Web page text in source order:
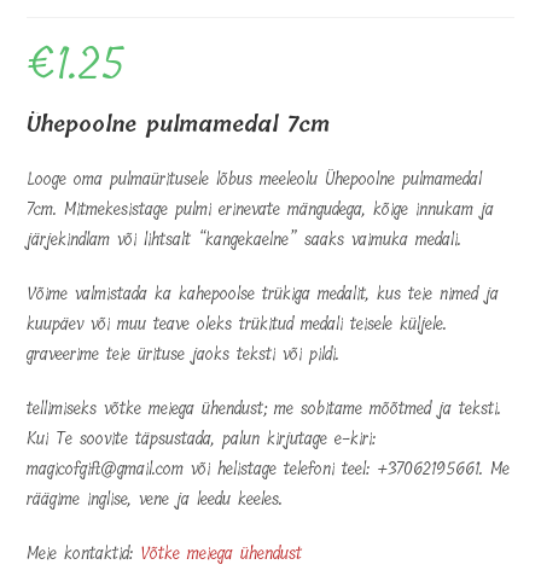
€1.25
Ühepoolne pulmamedal 7cm
Looge oma pulmaüritusele lõbus meeleolu Ühepoolne pulmamedal
7cm. Mitmekesistage pulmi erinevate mängudega, kõige innukam ja
järjekindlam või lihtsalt “kangekaelne” saaks vaimuka medali.
Võime valmistada ka kahepoolse trükiga medalit, kus teie nimed ja
kuupäev või muu teave oleks trükitud medali teisele küljele.
graveerime teie ürituse jaoks teksti või pildi.
tellimiseks võtke meiega ühendust; me sobitame mõõtmed ja teksti.
Kui Te soovite täpsustada, palun kirjutage e-kiri:
magicofgift@gmail.com või helistage telefoni teel: +37062195661. Me
räägime inglise, vene ja leedu keeles.
Meie kontaktid: Võtke meiega ühendust